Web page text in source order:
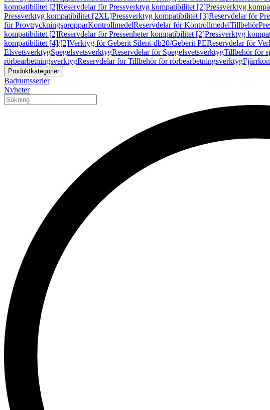
kompatibilitet [2]Reservdelar för Pressverktyg kompatibilitet [2]Pressverktyg
Pressverktyg kompatibilitet [2XL]Pressverktyg kompatibilitet [3]Reservdelar för
för ProvtryckningspropparKontrollmedelReservdelar för KontrollmedelTillbehör
kompatibilitet [2]Reservdelar för Pressenheter kompatibilitet [2]Pressverktyg
kompatibilitet [4]/[2]Verktyg för Geberit Silent-db20/Geberit PEReservdelar för
ElsvetsverktygSpegelsvetsverktygReservdelar för SpegelsvetsverktygTillbehör för
rörbearbetningsverktygReservdelar för Tillbehör för rörbearbetningsverktyg
Produktkategorier
Badrumsserier
Nyheter